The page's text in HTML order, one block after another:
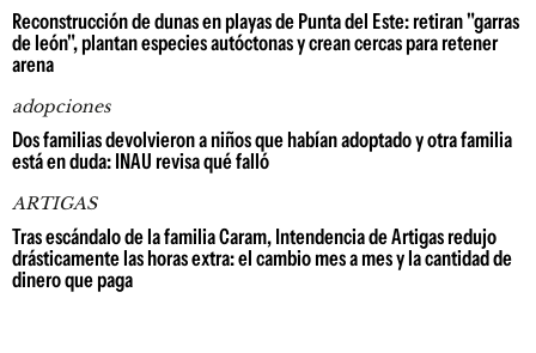
Reconstrucción de dunas en playas de Punta del Este: retiran "garras
de león", plantan especies autóctonas y crean cercas para retener
arena
adopciones
Dos familias devolvieron a niños que habían adoptado y otra familia
está en duda: INAU revisa qué falló
ARTIGAS
Tras escándalo de la familia Caram, Intendencia de Artigas redujo
drásticamente las horas extra: el cambio mes a mes y la cantidad de
dinero que paga